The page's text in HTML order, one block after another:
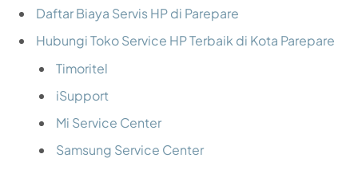
Daftar Biaya Servis HP di Parepare
Hubungi Toko Service HP Terbaik di Kota Parepare
Timoritel
iSupport
Mi Service Center
Samsung Service Center